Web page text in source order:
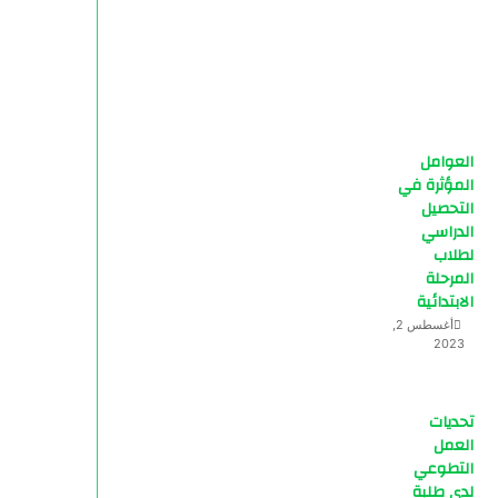
العوامل
المؤثرة في
التحصيل
الدراسي
لطلاب
المرحلة
الابتدائية
أغسطس 2,
2023
تحديات
العمل
التطوعي